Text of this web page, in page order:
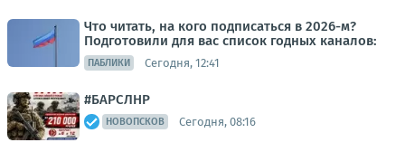
Что читать, на кого подписаться в 2026-м?
Подготовили для вас список годных каналов:
ПАБЛИКИ Сегодня, 12:41
#БАРСЛНР
НОВОПСКОВ Сегодня, 08:16